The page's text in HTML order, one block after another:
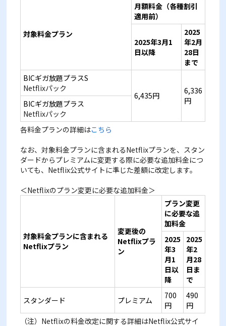
対象料金プラン
月額料金（各種割引
適用前）
2025年3月1
日以降
2025
年2月
28日
まで
BICギガ放題プラスS
Netflixパック
6,435円
6,336
円
BICギガ放題プラス
Netflixパック
各料金プランの詳細はこちら
なお、対象料金プランに含まれるNetflixプランを、スタン
ダードからプレミアムに変更する際に必要な追加料金につ
いても、Netflix公式サイトに準じた差額に改定します。
＜Netflixのプラン変更に必要な追加料金＞
対象料金プランに含まれる
Netflixプラン
変更後の
Netflixプラ
ン
プラン変更
に必要な追
加料金
2025
年3
月1
日以
降
2025
年2
月28
日ま
で
スタンダード プレミアム
700
円
490
円
（注）Netflixの料金改定に関する詳細はNetflix公式サイ